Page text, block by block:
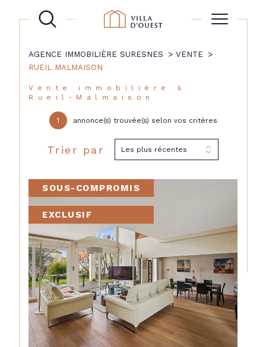
AGENCE IMMOBILIÈRE SURESNES
VENTE
RUEIL MALMAISON
Vente immobilière à
Rueil-Malmaison
1 annonce(s) trouvée(s) selon vos critères
Trier par Les plus récentes
SOUS-COMPROMIS
EXCLUSIF